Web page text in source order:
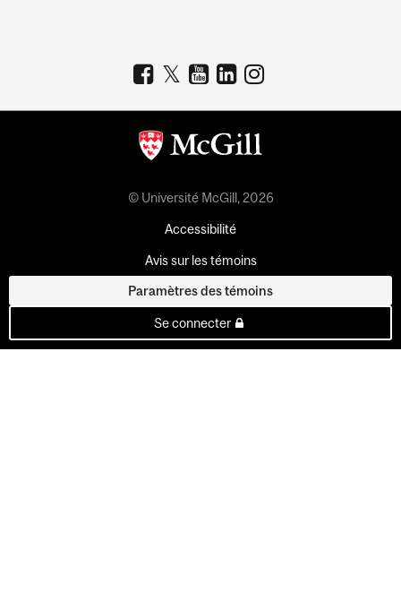
© Université McGill, 2026
Accessibilité
Avis sur les témoins
Paramètres des témoins
Se connecter